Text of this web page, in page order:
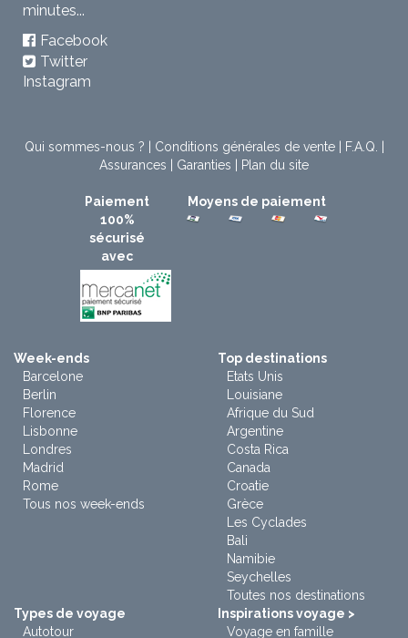
minutes...
Facebook
Twitter
Instagram
Qui sommes-nous ? Conditions générales de vente| F.A.Q.
Assurances
Garanties Plan du site
Paiement
100%
sécurisé
avec
Moyens de paiement
Week-ends
Barcelone
Berlin
Florence
Lisbonne
Londres
Madrid
Rome
Tous nos week-ends
Top destinations
Etats Unis
Louisiane
Afrique du Sud
Argentine
Costa Rica
Canada
Croatie
Grèce
Les Cyclades
Bali
Namibie
Seychelles
Toutes nos destinations
Types de voyage
Autotour
Inspirations voyage >
Voyage en famille